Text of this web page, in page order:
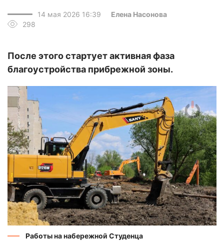
14 мая 2026 16:39
Елена Насонова
298
После этого стартует активная фаза
благоустройства прибрежной зоны.
Работы на набережной Студенца